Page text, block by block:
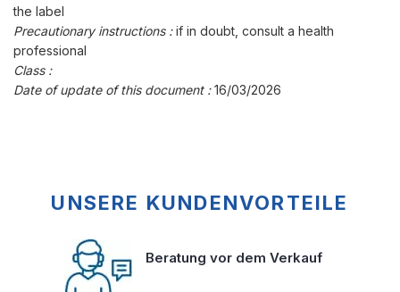
the label
Precautionary instructions :if in doubt, consult a health
professional
Class :
Date of update of this document :16/03/2026
UNSERE KUNDENVORTEILE
Beratung vor dem Verkauf